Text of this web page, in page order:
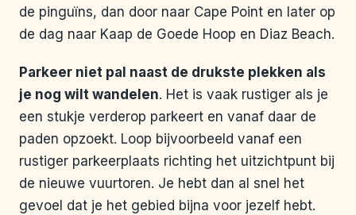
de pinguïns, dan door naar Cape Point en later op
de dag naar Kaap de Goede Hoop en Diaz Beach.
Parkeer niet pal naast de drukste plekken als
je nog wilt wandelen. Het is vaak rustiger als je
een stukje verderop parkeert en vanaf daar de
paden opzoekt. Loop bijvoorbeeld vanaf een
rustiger parkeerplaats richting het uitzichtpunt bij
de nieuwe vuurtoren. Je hebt dan al snel het
gevoel dat je het gebied bijna voor jezelf hebt.